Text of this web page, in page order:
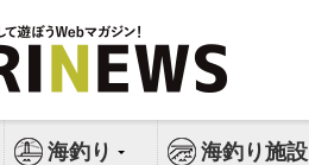
海釣り 海釣り施設